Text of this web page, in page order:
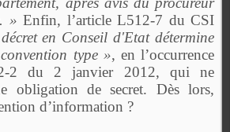
» Enfin, l’article L512-7 du CSI
en Conseil d'Etat détermine
type », en l’occurrence
2 du 2 janvier 2012, qui ne
obligation de secret. Dès lors,
d’information ?